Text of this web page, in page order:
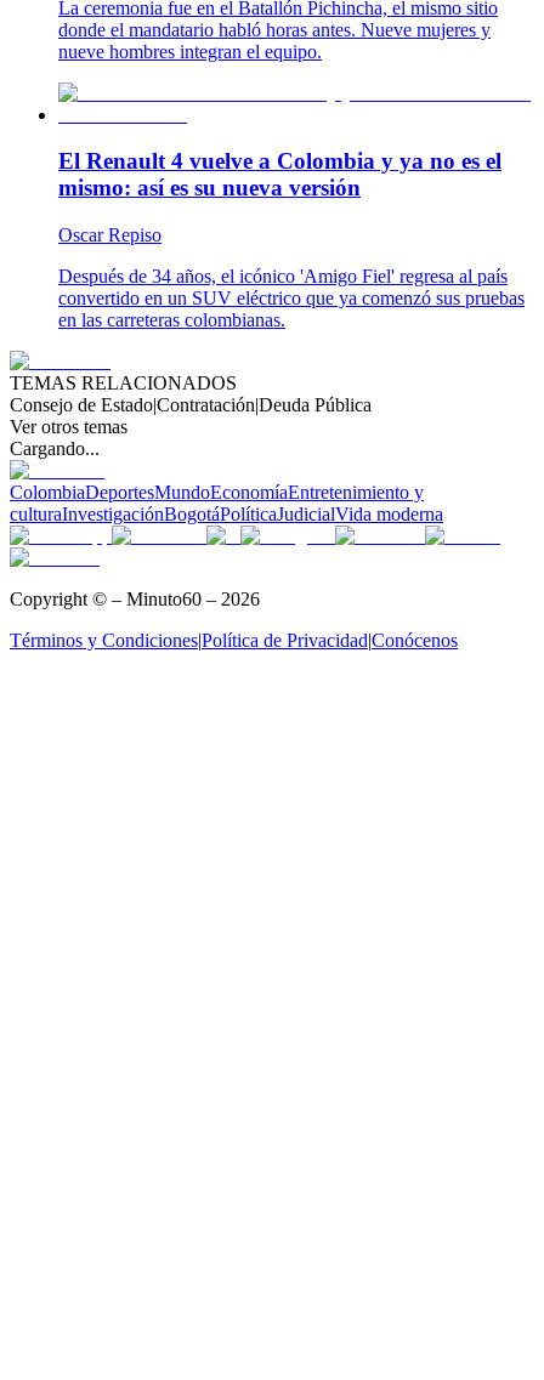
La ceremonia fue en el Batallón Pichincha, el mismo sitio
donde el mandatario habló horas antes. Nueve mujeres y
nueve hombres integran el equipo.
El Renault 4 vuelve a Colombia y ya no es el
mismo: así es su nueva versión
Oscar Repiso
Después de 34 años, el icónico 'Amigo Fiel' regresa al país
convertido en un SUV eléctrico que ya comenzó sus pruebas
en las carreteras colombianas.
TEMAS RELACIONADOS
Consejo de Estado|Contratación|Deuda Pública
Ver otros temas
Cargando...
ColombiaDeportesMundoEconomíaEntretenimiento y
culturaInvestigaciónBogotáPolíticaJudicialVida moderna
Copyright © – Minuto60 – 2026
Términos y Condiciones|Política de Privacidad|Conócenos